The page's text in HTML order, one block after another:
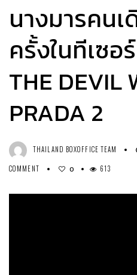
นางมารคน
ครั้งในทีเซอ
THE DEVIL
PRADA 2
THAILAND BOXOFFICE TEAM
COMMENT
0 613